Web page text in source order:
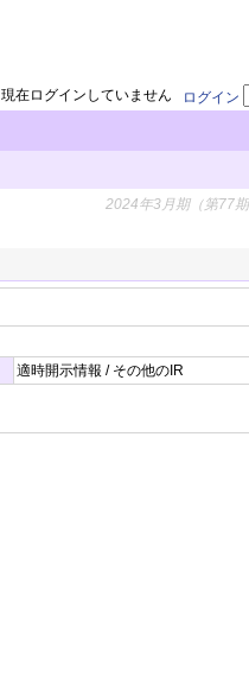
ログイン
現在ログインしていません
2024年3月期（第77
適時開示情報 / その他のIR